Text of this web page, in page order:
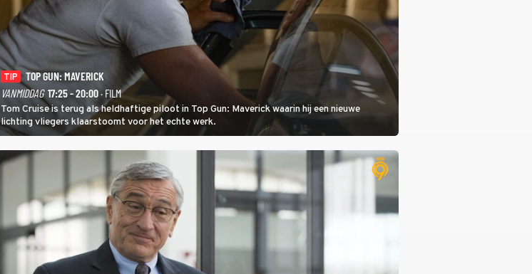
TIP
TOP GUN: MAVERICK
VANMIDDAG 17:25 - 20:00· FILM
Tom Cruise is terug als heldhaftige piloot in Top Gun: Maverick waarin hij een nieuwe
lichting vliegers klaarstoomt voor het echte werk.